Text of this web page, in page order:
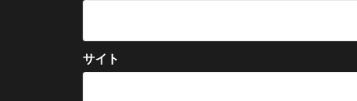
サイト